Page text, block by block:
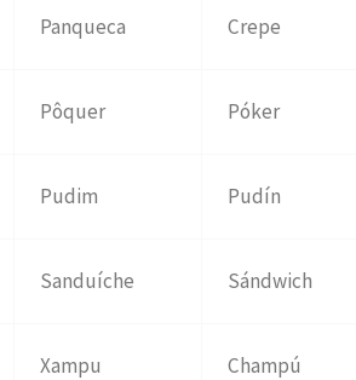
Panqueca Crepe
Pôquer Póker
Pudim Pudín
Sanduíche Sándwich
Xampu Champú